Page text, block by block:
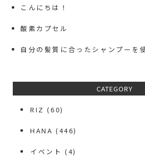
こんにちは！
酸素カプセル
自分の髪質に合ったシャンプーを
CATEGORY
RIZ (60)
HANA (446)
イベント (4)